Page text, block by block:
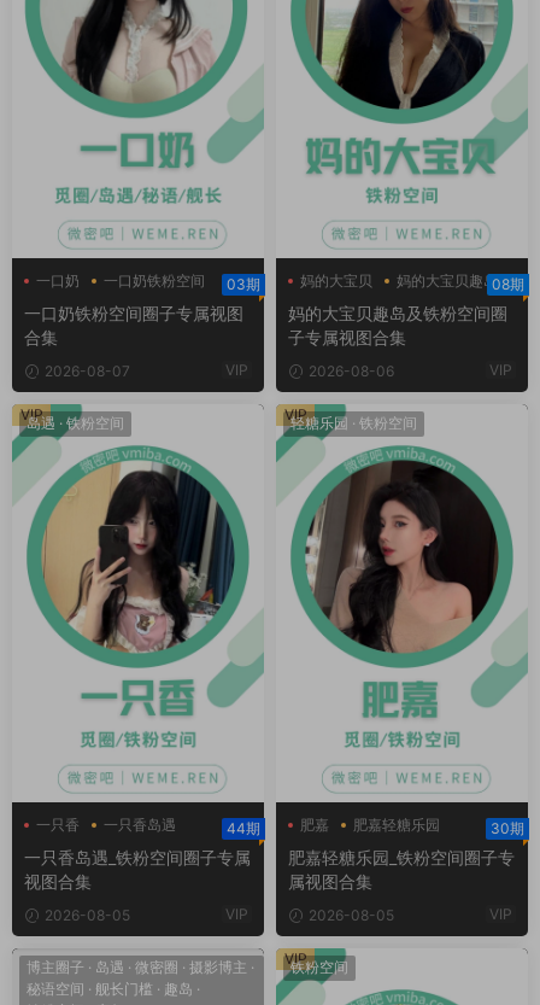
一口奶 一口奶铁粉空间 03期
一口奶铁粉空间圈子专属视图
合集
2026-08-07 VIP
妈的大宝贝
妈的大宝贝趣岛
妈的大宝贝铁粉空间
08期
妈的大宝贝趣岛及铁粉空间圈
子专属视图合集
2026-08-06 VIP
岛遇 · 铁粉空间
一只香
一只香岛遇
一只香铁粉空间
44期
一只香岛遇_铁粉空间圈子专属
视图合集
2026-08-05 VIP
VIP 轻糖乐园 · 铁粉空间
肥嘉
肥嘉轻糖乐园
肥嘉铁粉空间
30期
肥嘉轻糖乐园_铁粉空间圈子专
属视图合集
2026-08-05 VIP
VIP
博主圈子 · 岛遇 · 微密圈 · 摄影博主 ·
秘语空间 · 舰长门槛 · 趣岛 ·
铁粉空间
VIP